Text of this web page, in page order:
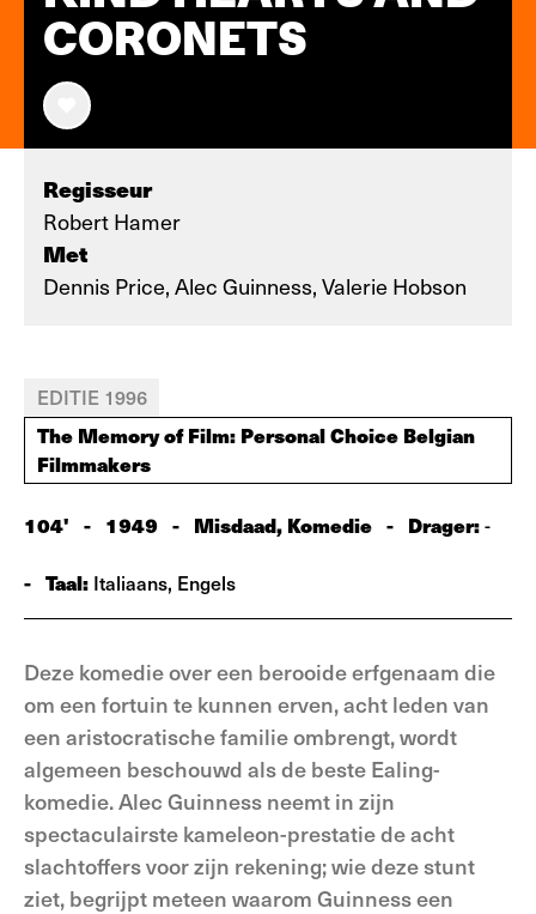
CORONETS
Regisseur
Robert Hamer
Met
Dennis Price, Alec Guinness, Valerie Hobson
EDITIE 1996
The Memory of Film: Personal Choice Belgian
Filmmakers
104' - 1949 - Misdaad, Komedie - Drager:-
- Taal: Italiaans, Engels
Deze komedie over een berooide erfgenaam die
om een fortuin te kunnen erven, acht leden van
een aristocratische familie ombrengt, wordt
algemeen beschouwd als de beste Ealing-
komedie. Alec Guinness neemt in zijn
spectaculairste kameleon-prestatie de acht
slachtoffers voor zijn rekening; wie deze stunt
ziet, begrijpt meteen waarom Guinness een